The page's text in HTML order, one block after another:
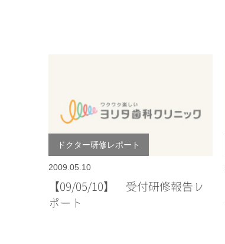
ドクター研修レポート
2009.05.10
【09/05/10】 受付研修報告レ
ポート